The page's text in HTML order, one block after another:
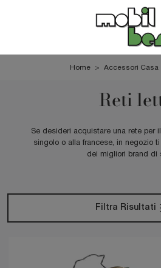
Home > Accessori Casa
Reti
Se desideri acquistare una rete per
singolo o alla francese, in negozio
dei migliori brand di
Filtra Risultati